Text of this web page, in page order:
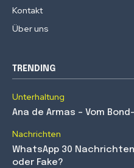
Kontakt
Über uns
TRENDING
Unterhaltung
Ana de Armas – Vom
Nachrichten
WhatsApp 30
oder Fake?